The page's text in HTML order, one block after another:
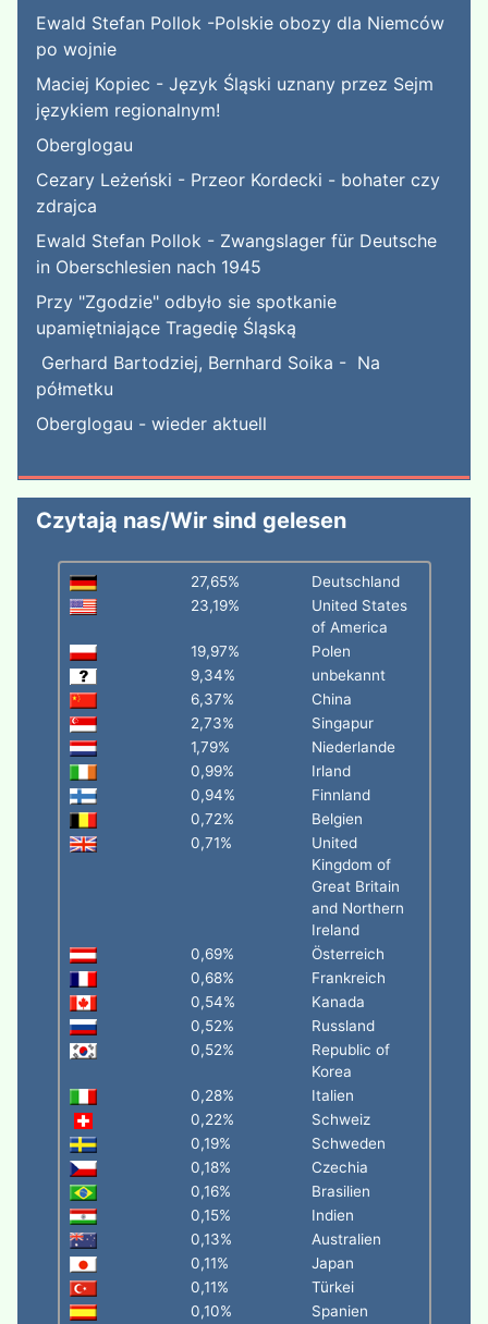
Ewald Stefan Pollok -Polskie obozy dla Niemców
po wojnie
Maciej Kopiec - Język Śląski uznany przez Sejm
językiem regionalnym!
Oberglogau
Cezary Leżeński - Przeor Kordecki - bohater czy
zdrajca
Ewald Stefan Pollok - Zwangslager für Deutsche
in Oberschlesien nach 1945
Przy "Zgodzie" odbyło sie spotkanie
upamiętniające Tragedię Śląską
Gerhard Bartodziej, Bernhard Soika - Na
półmetku
Oberglogau - wieder aktuell
Czytają nas/Wir sind gelesen
27,65%
Deutschland
23,19%
United States
of America
19,97%
Polen
9,34%
unbekannt
6,37%
China
2,73%
Singapur
1,79%
Niederlande
0,99%
Irland
0,94%
Finnland
0,72%
Belgien
0,71%
United
Kingdom of
Great Britain
and Northern
Ireland
0,69%
Österreich
0,68%
Frankreich
0,54%
Kanada
0,52%
Russland
0,52%
Republic of
Korea
0,28%
Italien
0,22%
Schweiz
0,19%
Schweden
0,18%
Czechia
0,16%
Brasilien
0,15%
Indien
0,13%
Australien
0,11%
Japan
0,11%
Türkei
0,10%
Spanien